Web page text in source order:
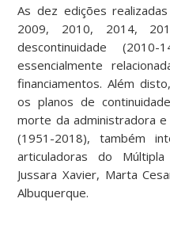
As dez edições
2009, 2010, 2014,
descontinuidade
essencialmente
financiamentos. Além
os planos de
morte da administradora
(1951-2018), também
articuladoras do
Jussara Xavier, Marta
Albuquerque.